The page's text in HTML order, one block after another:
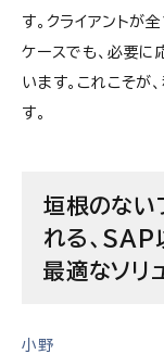
す。クライアント
ケースでも、必要
います。これこそ
す。
垣根のない
れる、SAP
最適なソリ
小野